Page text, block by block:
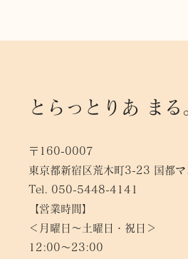
とらっとりあ まる
〒160-0007
東京都新宿区荒木町3-23 国都
Tel. 050-5448-4141
【営業時間】
＜月曜日〜土曜日・祝日＞
12:00～23:00